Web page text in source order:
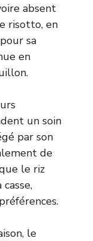
absent
risotto, en
sa
en
un soin
par son
de
le riz
le